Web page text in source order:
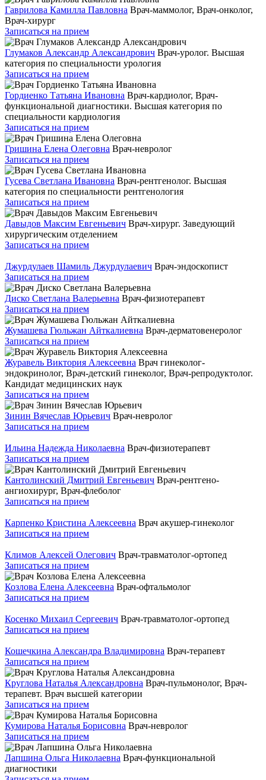
Гаврилова Камилла Павловна Врач-маммолог, Врач-онколог,
Врач-хирург
Записаться на прием
Глумаков Александр Александрович Врач-уролог. Высшая
категория по специальности урология
Записаться на прием
Гордиенко Татьяна Ивановна Врач-кардиолог, Врач-
функциональной диагностики. Высшая категория по
специальности кардиология
Записаться на прием
Гришина Елена Олеговна Врач-невролог
Записаться на прием
Гусева Светлана Ивановна Врач-рентгенолог. Высшая
категория по специальности рентгенология
Записаться на прием
Давыдов Максим Евгеньевич Врач-хирург. Заведующий
хирургическим отделением
Записаться на прием
Джурдулаев Шамиль Джурдулаевич Врач-эндоскопист
Записаться на прием
Диско Светлана Валерьевна Врач-физиотерапевт
Записаться на прием
Жумашева Гюльжан Айткалиевна Врач-дерматовенеролог
Записаться на прием
Журавель Виктория Алексеевна Врач гинеколог-
эндокринолог, Врач-детский гинеколог, Врач-репродуктолог.
Кандидат медицинских наук
Записаться на прием
Зинин Вячеслав Юрьевич Врач-невролог
Записаться на прием
Ильина Надежда Николаевна Врач-физиотерапевт
Записаться на прием
Кантолинский Дмитрий Евгеньевич Врач-рентгено-
ангиохирург, Врач-флеболог
Записаться на прием
Карпенко Кристина Алексеевна Врач акушер-гинеколог
Записаться на прием
Климов Алексей Олегович Врач-травматолог-ортопед
Записаться на прием
Козлова Елена Алексеевна Врач-офтальмолог
Записаться на прием
Косенко Михаил Сергеевич Врач-травматолог-ортопед
Записаться на прием
Кошечкина Александра Владимировна Врач-терапевт
Записаться на прием
Круглова Наталья Александровна Врач-пульмонолог, Врач-
терапевт. Врач высшей категории
Записаться на прием
Кумирова Наталья Борисовна Врач-невролог
Записаться на прием
Лапшина Ольга Николаевна Врач-функциональной
диагностики